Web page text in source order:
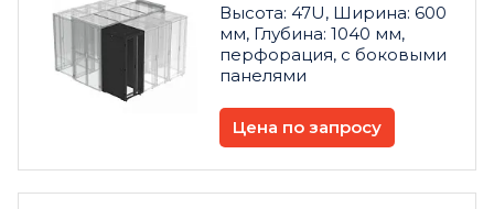
Высота: 47U, Ширина: 600
мм, Глубина: 1040 мм,
перфорация, с боковыми
панелями
Цена по запросу